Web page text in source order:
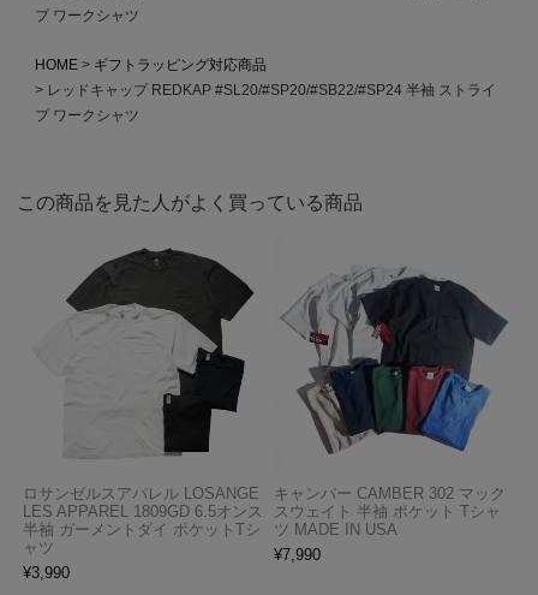
プ ワークシャツ
HOME
ギフトラッピング対応商品
レッドキャップ REDKAP #SL20/#SP20/#SB22/#SP24 半袖 ストライ
プ ワークシャツ
この商品を見た人がよく買っている商品
ロサンゼルスアパレル LOSANGE
LES APPAREL 1809GD 6.5オンス
半袖 ガーメントダイ ポケットTシ
ャツ
¥3,990
キャンバー CAMBER 302 マック
スウェイト 半袖 ポケット Tシャ
ツ MADE IN USA
¥7,990